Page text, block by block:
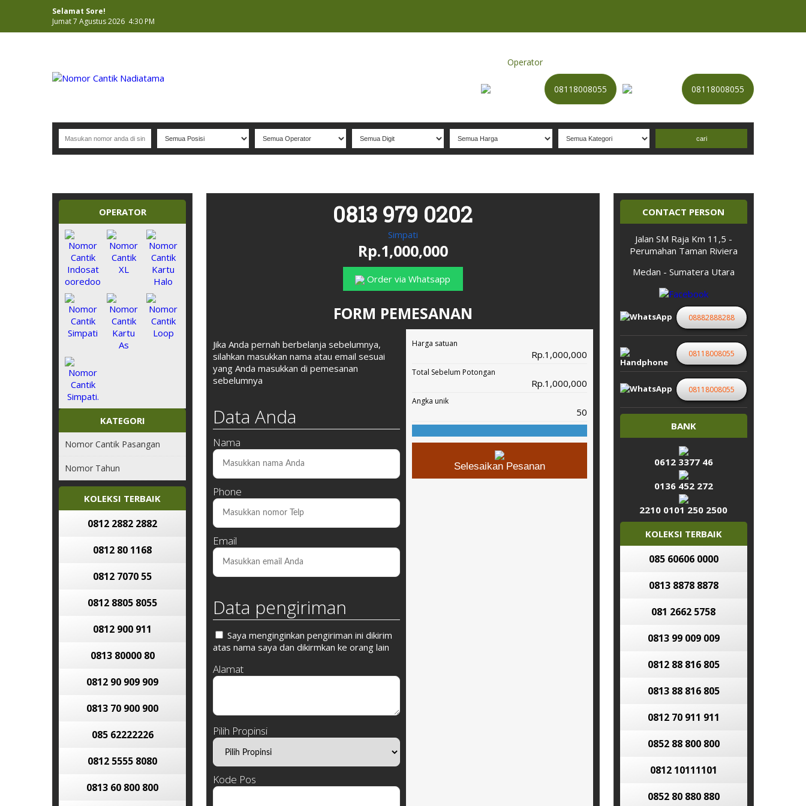
Selamat Sore!
Jumat 7 Agustus 2026 4:30 PM
Operator
08118008055 08118008055
OPERATOR
KATEGORI
Nomor Cantik Pasangan
Nomor Tahun
KOLEKSI TERBAIK
0812 2882 2882
0812 80 1168
0812 7070 55
0812 8805 8055
0812 900 911
0813 80000 80
0812 90 909 909
0813 70 900 900
085 62222226
0812 5555 8080
0813 60 800 800
0813 979 0202
Simpati
Rp.1,000,000
Order via Whatsapp
FORM PEMESANAN
Jika Anda pernah berbelanja sebelumnya,
silahkan masukkan nama atau email sesuai
yang Anda masukkan di pemesanan
sebelumnya
Data Anda
Nama
Phone
Email
Data pengiriman
Saya menginginkan pengiriman ini dikirim
atas nama saya dan dikirmkan ke orang lain
Alamat
Pilih Propinsi
Kode Pos
Harga satuan
Rp.1,000,000
Total Sebelum Potongan
Rp.1,000,000
Angka unik
50
Selesaikan Pesanan
CONTACT PERSON
Jalan SM Raja Km 11,5 -
Perumahan Taman Riviera
Medan - Sumatera Utara
08882888288
08118008055
08118008055
BANK
0612 3377 46
0136 452 272
2210 0101 250 2500
KOLEKSI TERBAIK
085 60606 0000
0813 8878 8878
081 2662 5758
0813 99 009 009
0812 88 816 805
0813 88 816 805
0812 70 911 911
0852 88 800 800
0812 10111101
0852 80 880 880